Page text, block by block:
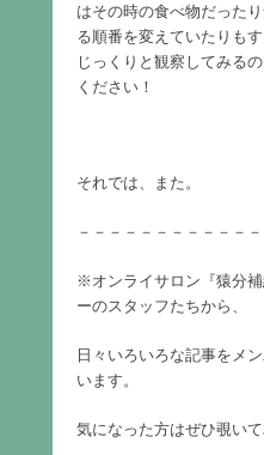
はその時の食べ物だった
る順番を変えていたりも
じっくりと観察してみる
ください！
それでは、また。
－－－－－－－－－－－
※オンライサロン『猿分
ーのスタッフたちから、
日々いろいろな記事をメ
います。
気になった方はぜひ覗いて